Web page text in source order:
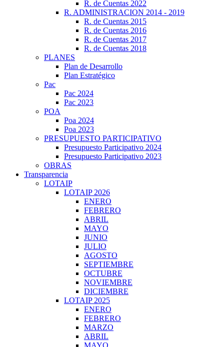
R. de Cuentas 2022
R. ADMINISTRACION 2014 - 2019
R. de Cuentas 2015
R. de Cuentas 2016
R. de Cuentas 2017
R. de Cuentas 2018
PLANES
Plan de Desarrollo
Plan Estratégico
Pac
Pac 2024
Pac 2023
POA
Poa 2024
Poa 2023
PRESUPUESTO PARTICIPATIVO
Presupuesto Participativo 2024
Presupuesto Participativo 2023
OBRAS
Transparencia
LOTAIP
LOTAIP 2026
ENERO
FEBRERO
ABRIL
MAYO
JUNIO
JULIO
AGOSTO
SEPTIEMBRE
OCTUBRE
NOVIEMBRE
DICIEMBRE
LOTAIP 2025
ENERO
FEBRERO
MARZO
ABRIL
MAYO